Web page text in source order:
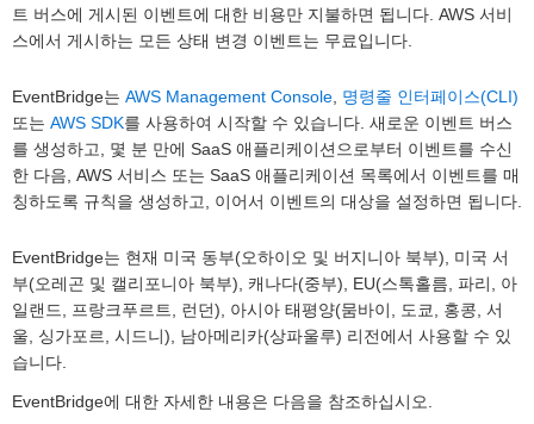
트 버스에 게시된 이벤트에 대한 비용만 지불하면 됩니다. AWS 서비
스에서 게시하는 모든 상태 변경 이벤트는 무료입니다.
EventBridge는 AWS Management Console 명령줄 인터페이스(CLI)
또는 AWS SDK를 사용하여 시작할 수 있습니다. 새로운 이벤트 버스
를 생성하고, 몇 분 만에 SaaS 애플리케이션으로부터 이벤트를 수신
한 다음, AWS 서비스 또는 SaaS 애플리케이션 목록에서 이벤트를 매
칭하도록 규칙을 생성하고, 이어서 이벤트의 대상을 설정하면 됩니다.
EventBridge는 현재 미국 동부(오하이오 및 버지니아 북부), 미국 서
부(오레곤 및 캘리포니아 북부), 캐나다(중부), EU(스톡홀름, 파리, 아
일랜드, 프랑크푸르트, 런던), 아시아 태평양(뭄바이, 도쿄, 홍콩, 서
울, 싱가포르, 시드니), 남아메리카(상파울루) 리전에서 사용할 수 있
습니다.
EventBridge에 대한 자세한 내용은 다음을 참조하십시오.